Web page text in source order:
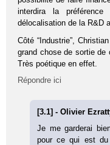
interdira la
délocalisation de la R&D
Côté “Industrie”,
grand chose de sortie de
Très poétique en effet.
Répondre ici
[3.1] - Olivier
Je me garderai
pour ce qui est du